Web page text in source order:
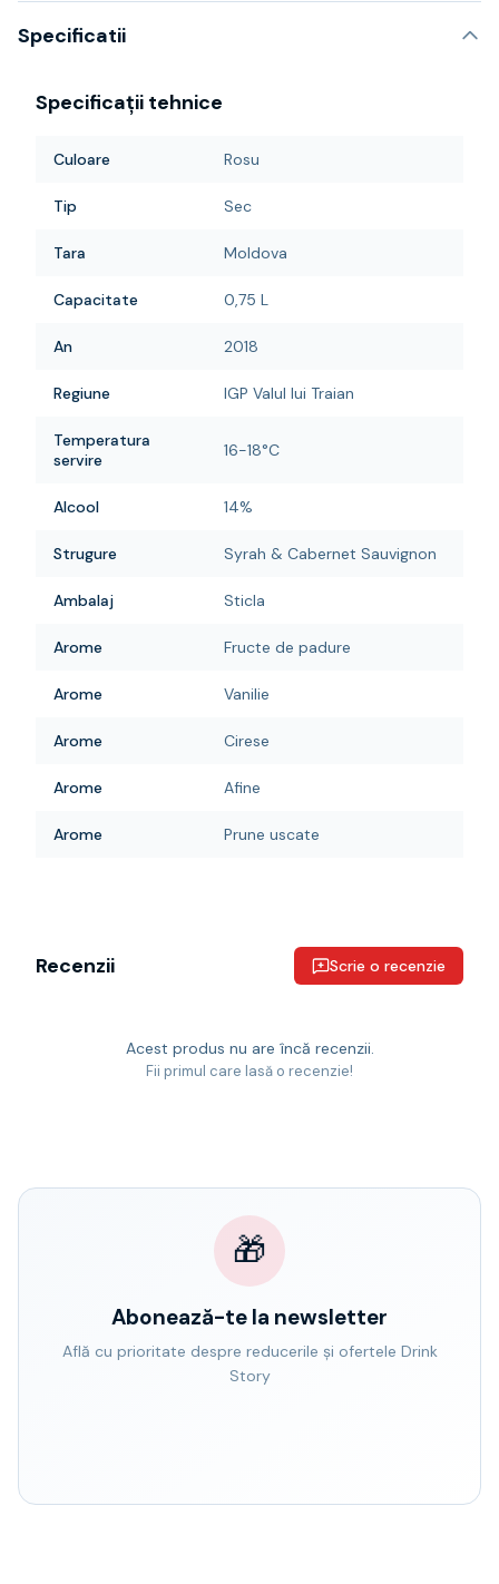
Specificatii
Specificații tehnice
Culoare Rosu
Tip Sec
Tara Moldova
Capacitate 0,75 L
An 2018
Regiune IGP Valul lui Traian
Temperatura
servire
16-18°C
Alcool 14%
Strugure Syrah & Cabernet Sauvignon
Ambalaj Sticla
Arome Fructe de padure
Arome Vanilie
Arome Cirese
Arome Afine
Arome Prune uscate
Recenzii Scrie o recenzie
Acest produs nu are încă recenzii.
Fii primul care lasă o recenzie!
🎁
Abonează-te la newsletter
Află cu prioritate despre reducerile și ofertele Drink
Story